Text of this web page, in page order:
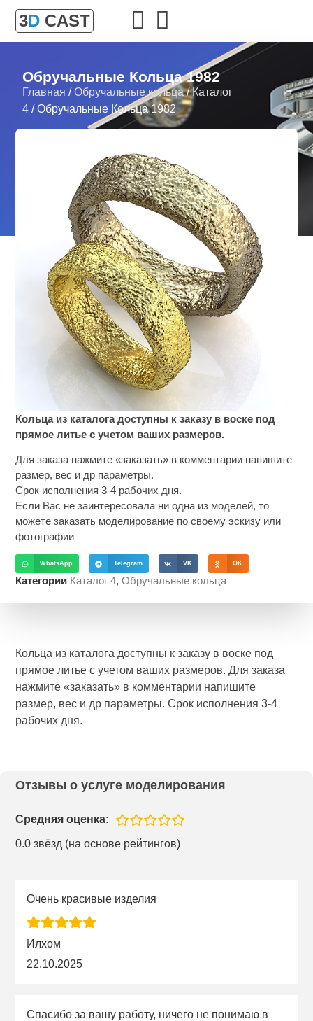
3D CAST
Обручальные Кольца 1982
Главная /Обручальные кольца/Каталог
4 / Обручальные Кольца 1982
Кольца из каталога доступны к заказу в воске под
прямое литье с учетом ваших размеров.
Для заказа нажмите «заказать» в комментарии напишите
размер, вес и др параметры.
Срок исполнения 3-4 рабочих дня.
Если Вас не заинтересовала ни одна из моделей, то
можете заказать моделирование по своему эскизу или
фотографии
WhatsApp Telegram VK OK
Категории Каталог 4,Обручальные кольца
Кольца из каталога доступны к заказу в воске под
прямое литье с учетом ваших размеров. Для заказа
нажмите «заказать» в комментарии напишите
размер, вес и др параметры. Срок исполнения 3-4
рабочих дня.
Отзывы о услуге моделирования
Средняя оценка:
0.0 звёзд (на основе рейтингов)
Очень красивые изделия
Илхом
22.10.2025
Спасибо за вашу работу, ничего не понимаю в